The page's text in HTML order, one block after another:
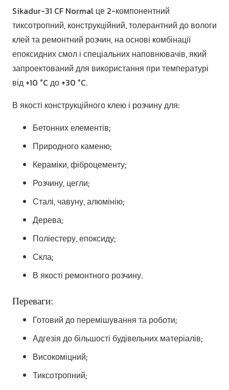
Sikadur-31 CF Normal це 2-компонентний
тиксотропний, конструкційний, толерантний до вологи
клей та ремонтний розчин, на основі комбінації
епоксидних смол і спеціальних наповнювачів, який
запроектований для використання при температурі
від +10 °C до +30 °C.
В якості конструкційного клею і розчину для:
Бетонних елементів;
Природного каменю;
Кераміки, фіброцементу;
Розчину, цегли;
Сталі, чавуну, алюмінію;
Дерева;
Поліестеру, епоксиду;
Скла;
В якості ремонтного розчину.
Переваги:
Готовий до перемішування та роботи;
Адгезія до більшості будівельних матеріалів;
Високоміцний;
Тиксотропний;